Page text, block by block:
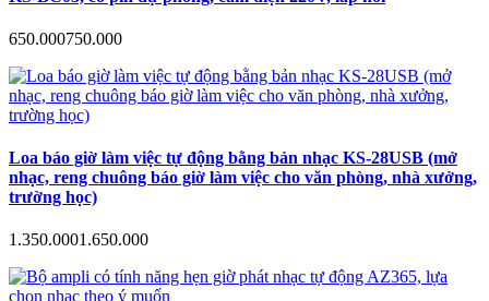
650.000750.000
Loa báo giờ làm việc tự động bằng bản nhạc KS-28USB (mở
nhạc, reng chuông báo giờ làm việc cho văn phòng, nhà xưởng,
trường học)
1.350.0001.650.000